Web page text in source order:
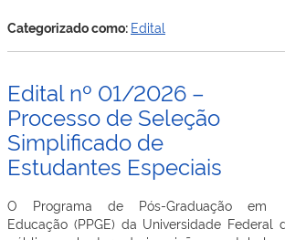
02/2026
Bolsas
CAPES/DS
para
Mestrandos(as)
do
Categorizado como: Edital
Edital nº 01/2026 –
Processo de Seleção
Simplificado de
Estudantes Especiais
O Programa de Pós-Graduação em
Educação (PPGE) da Universidade Federal